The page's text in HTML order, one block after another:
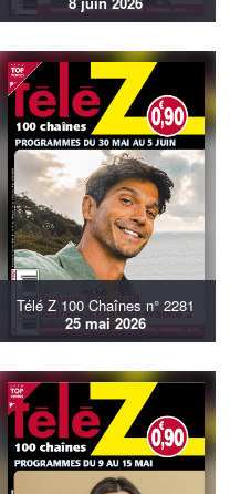
Télé Z 100 Chaînes n° 2281
25 mai 2026